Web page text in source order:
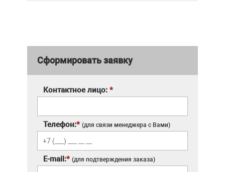
Сформировать заявку
Контактное лицо: *
Телефон:* (для связи менеджера с Вами)
E-mail:* (для подтверждения заказа)